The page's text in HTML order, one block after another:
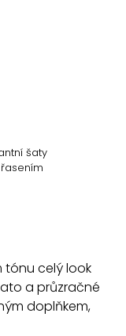
šaty
řasením
tónu celý look
a průzračné
doplňkem,